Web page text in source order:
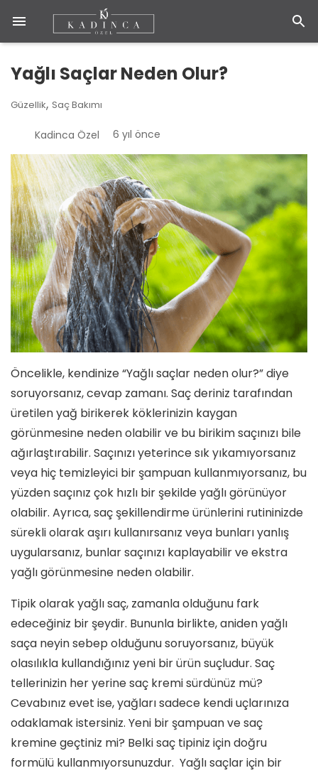
Yağlı Saçlar Neden Olur?
Güzellik, Saç Bakımı
Kadinca Özel 6 yıl önce
Öncelikle, kendinize “Yağlı saçlar neden olur?” diye
soruyorsanız, cevap zamanı. Saç deriniz tarafından
üretilen yağ birikerek köklerinizin kaygan
görünmesine neden olabilir ve bu birikim saçınızı bile
ağırlaştırabilir. Saçınızı yeterince sık yıkamıyorsanız
veya hiç temizleyici bir şampuan kullanmıyorsanız, bu
yüzden saçınız çok hızlı bir şekilde yağlı görünüyor
olabilir. Ayrıca, saç şekillendirme ürünlerini rutininizde
sürekli olarak aşırı kullanırsanız veya bunları yanlış
uygularsanız, bunlar saçınızı kaplayabilir ve ekstra
yağlı görünmesine neden olabilir.
Tipik olarak yağlı saç, zamanla olduğunu fark
edeceğiniz bir şeydir. Bununla birlikte, aniden yağlı
saça neyin sebep olduğunu soruyorsanız, büyük
olasılıkla kullandığınız yeni bir ürün suçludur. Saç
tellerinizin her yerine saç kremi sürdünüz mü?
Cevabınız evet ise, yağları sadece kendi uçlarınıza
odaklamak istersiniz. Yeni bir şampuan ve saç
kremine geçtiniz mi? Belki saç tipiniz için doğru
formülü kullanmıyorsunuzdur. Yağlı saçlar için bir